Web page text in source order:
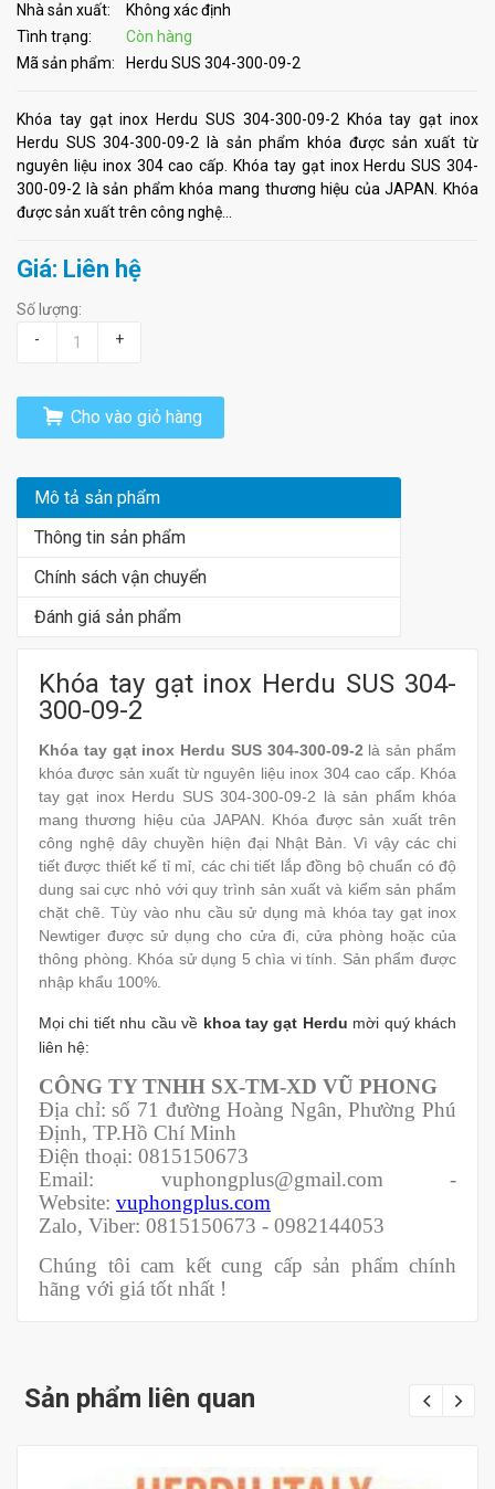
Nhà sản xuất:
Không xác định
Tình trạng:
Còn hàng
Mã sản phẩm:
Herdu SUS 304-300-09-2
Khóa tay gạt inox Herdu SUS 304-300-09-2 Khóa tay gạt inox
Herdu SUS 304-300-09-2 là sản phẩm khóa được sản xuất từ
nguyên liệu inox 304 cao cấp. Khóa tay gạt inox Herdu SUS 304-
300-09-2 là sản phẩm khóa mang thương hiệu của JAPAN. Khóa
được sản xuất trên công nghệ...
Giá: Liên hệ
Số lượng:
-
+
Cho vào giỏ hàng
Mô tả sản phẩm
Thông tin sản phẩm
Chính sách vận chuyển
Đánh giá sản phẩm
Khóa tay gạt inox Herdu SUS 304-
300-09-2
Khóa tay gạt inox Herdu SUS 304-300-09-2là sản phẩm
khóa được sản xuất từ nguyên liệu inox 304 cao cấp. Khóa
tay gạt inox Herdu SUS 304-300-09-2 là sản phẩm khóa
mang thương hiệu của JAPAN. Khóa được sản xuất trên
công nghệ dây chuyền hiện đại Nhật Bản. Vì vậy các chi
tiết được thiết kế tỉ mỉ, các chi tiết lắp đồng bộ chuẩn có độ
dung sai cực nhỏ với quy trình sản xuất và kiểm sản phẩm
chặt chẽ. Tùy vào nhu cầu sử dụng mà khóa tay gạt inox
Newtiger được sử dụng cho cửa đi, cửa phòng hoặc của
thông phòng. Khóa sử dụng 5 chìa vi tính. Sản phẩm được
nhập khẩu 100%.
Mọi chi tiết nhu cầu về khoa tay gạt Herdu mời quý khách
liên hệ:
CÔNG TY TNHH SX-TM-XD VŨ PHONG
Địa chỉ: số 71 đường Hoàng Ngân, Phường Phú
Định, TP.Hồ Chí Minh
Điện thoại: 0815150673
Email: vuphongplus@gmail.com -
Website: vuphongplus.com
Zalo, Viber: 0815150673 - 0982144053
Chúng tôi cam kết cung cấp sản phẩm chính
hãng với giá tốt nhất !
Sản phẩm liên quan